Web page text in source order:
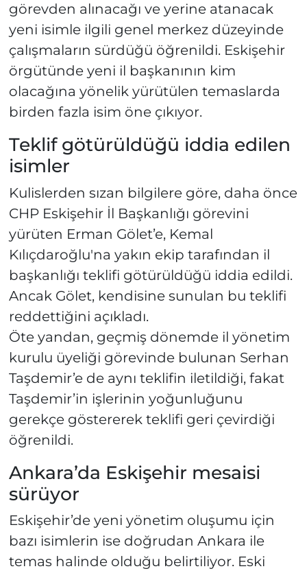
görevden alınacağı ve yerine atanacak
yeni isimle ilgili genel merkez düzeyinde
çalışmaların sürdüğü öğrenildi. Eskişehir
örgütünde yeni il başkanının kim
olacağına yönelik yürütülen temaslarda
birden fazla isim öne çıkıyor.
Teklif götürüldüğü iddia edilen
isimler
Kulislerden sızan bilgilere göre, daha önce
CHP Eskişehir İl Başkanlığı görevini
yürüten Erman Gölet’e, Kemal
Kılıçdaroğlu'na yakın ekip tarafından il
başkanlığı teklifi götürüldüğü iddia edildi.
Ancak Gölet, kendisine sunulan bu teklifi
reddettiğini açıkladı.
Öte yandan, geçmiş dönemde il yönetim
kurulu üyeliği görevinde bulunan Serhan
Taşdemir’e de aynı teklifin iletildiği, fakat
Taşdemir’in işlerinin yoğunluğunu
gerekçe göstererek teklifi geri çevirdiği
öğrenildi.
Ankara’da Eskişehir mesaisi
sürüyor
Eskişehir’de yeni yönetim oluşumu için
bazı isimlerin ise doğrudan Ankara ile
temas halinde olduğu belirtiliyor. Eski